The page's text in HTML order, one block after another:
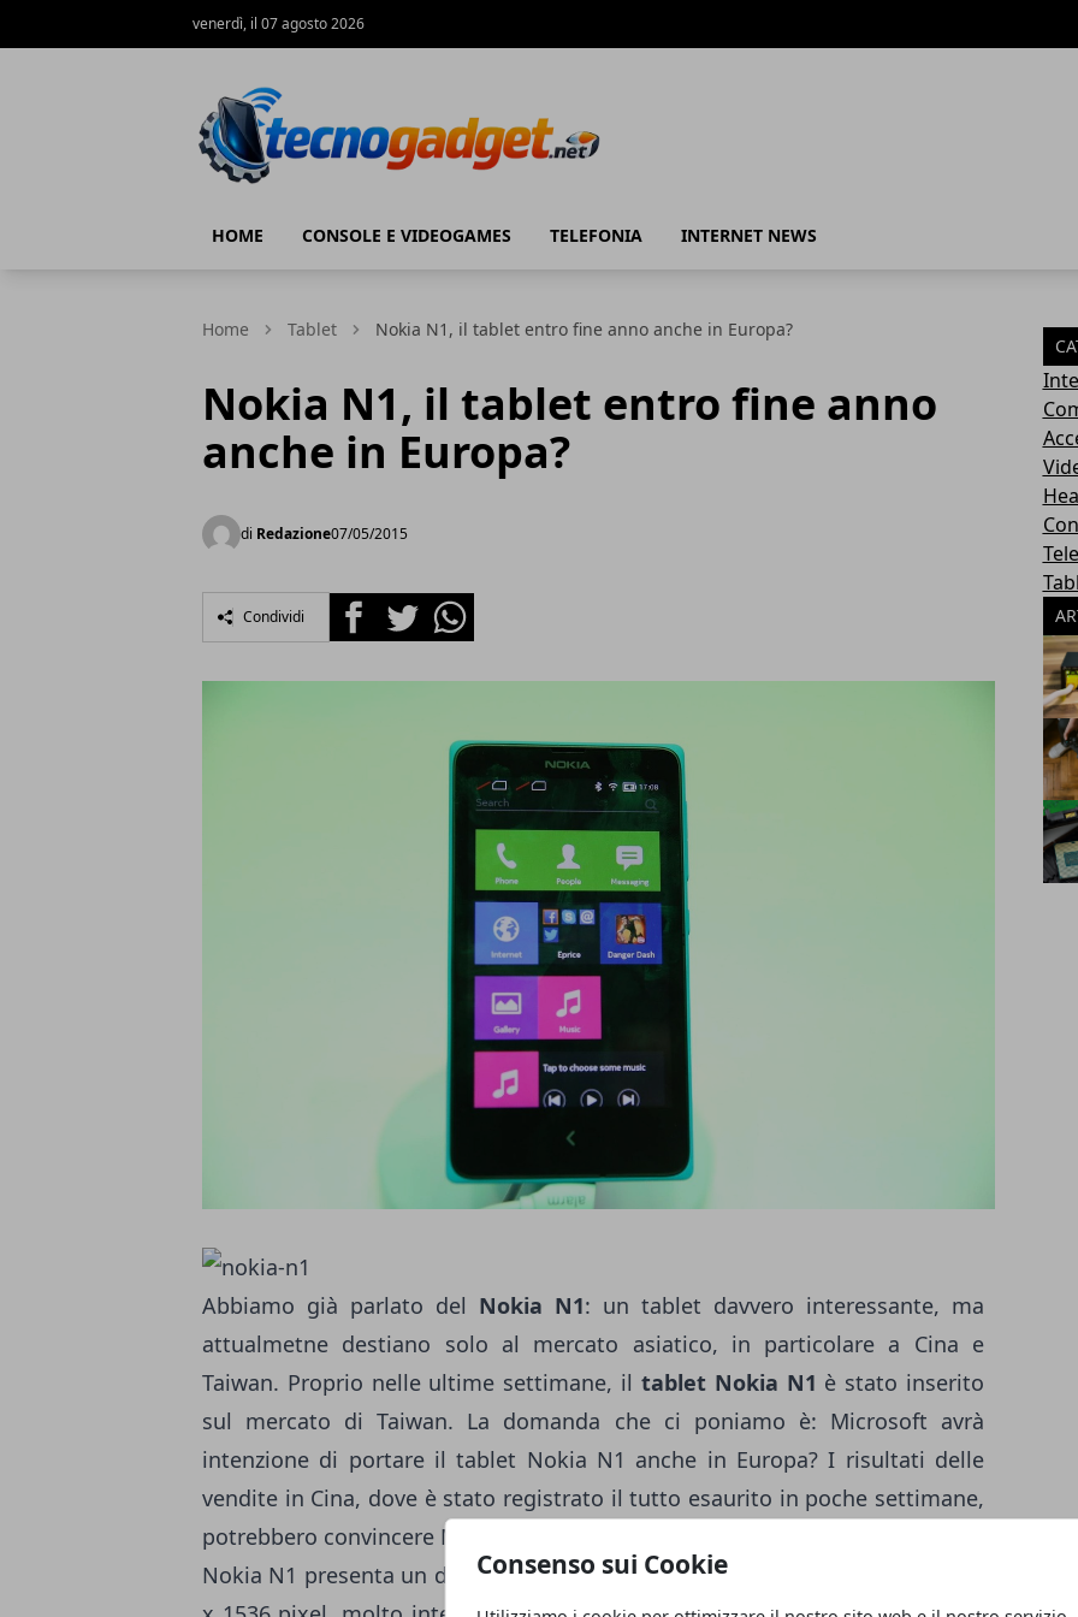
Consenso sui Cookie
venerdì, il 07 agosto 2026
HOME CONSOLE E VIDEOGAMES TELEFONIA INTERNET NEWS
Home Tablet Nokia N1, il tablet entro fine anno anche in Europa?
Nokia N1, il tablet entro fine anno
anche in Europa?
di Redazione07/05/2015
Condividi FacebookTwitterWhatsapp
Abbiamo già parlato del Nokia N1: un tablet davvero interessante, ma
attualmetne destiano solo al mercato asiatico, in particolare a Cina e
Taiwan. Proprio nelle ultime settimane, il tablet Nokia N1 è stato inserito
sul mercato di Taiwan. La domanda che ci poniamo è: Microsoft avrà
intenzione di portare il tablet Nokia N1 anche in Europa? I risultati delle
vendite in Cina, dove è stato registrato il tutto esaurito in poche settimane,
potrebbero convincere Microsoft a lanciarlo anche nel Vecchio Continente. Il
Nokia N1 presenta un display da 7.9" pollici, con una risoluzione pari a 2048